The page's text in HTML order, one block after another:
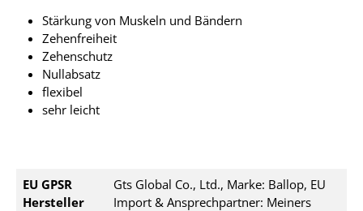
Stärkung von Muskeln und Bändern
Zehenfreiheit
Zehenschutz
Nullabsatz
flexibel
sehr leicht
EU GPSR
Hersteller
Gts Global Co., Ltd., Marke: Ballop, EU
Import & Ansprechpartner: Meiners